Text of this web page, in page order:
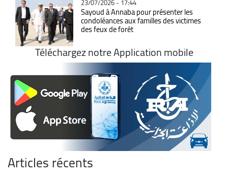
23/07/2026 - 17:44
Sayoud à Annaba pour présenter les
condoléances aux familles des victimes
des feux de forêt
Téléchargez notre Application mobile
Articles récents